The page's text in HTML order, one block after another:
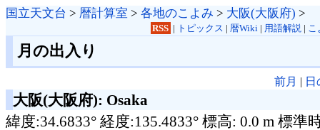
国立天文台 > 暦計算室 > 各地のこよみ > 大阪(大阪府) >
RSS | トピックス | 暦Wiki| 用語解説| こ
月の出入り
前月 |
大阪(大阪府): Osaka
緯度:34.6833° 経度:135.4833° 標高: 0.0 m 標準